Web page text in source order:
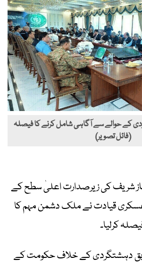
کے حوالے سے آگاہی شامل کرنے کا فیصلہ
(فائل تصویر)
شریف کی زیرصدارت اعلیٰ سطح کے
قیادت نے ملک دشمن مہم کا
کرلیا۔
دہشتگردی کے خلاف حکومت کے